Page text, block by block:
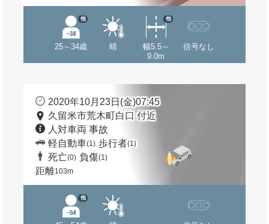
25～34歳
他
晴
幅5.5～
9.0m
他
信号なし
2020年10月23日(金)07:45
久留米市荒木町白口 付近
人対車両 事故
軽自動車(1) 歩行者(1)
死亡(0) 負傷(1)
距離103m
他